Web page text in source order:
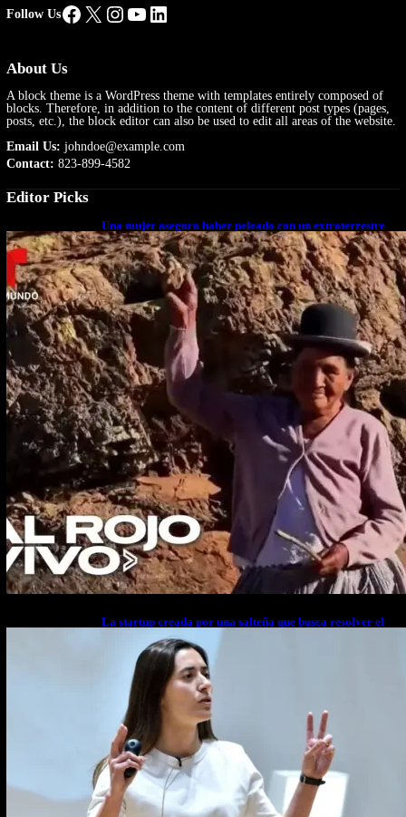
Follow UsFacebook
X Instagram
YouTube
LinkedIn
About Us
A block theme is a WordPress theme with templates entirely composed of
blocks. Therefore, in addition to the content of different post types (pages,
posts, etc.), the block editor can also be used to edit all areas of the website.
Email Us: johndoe@example.com
Contact: 823-899-4582
Editor Picks
Una mujer asegura haber peleado con un extraterrestre
cuerpo a cuerpo
La startup creada por una salteña que busca resolver el
estrés financiero en Latinoamérica